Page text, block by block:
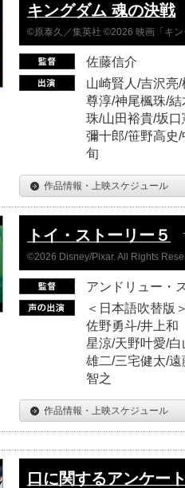
キングダム 魂の決戦
©原泰久／集英社 ©2026 映画「キ
佐藤信介
山崎賢人/吉沢亮
尊淳/神尾楓珠/
珠/山田裕貴/坂
彌十郎/笹野高史
旬
作品情報・上映スケジュール
トイ・ストーリー５
©2026 Disney/Pixar. All Rights
アンドリュー・
＜日本語吹替版
佐野勇斗/井上和
星涼/天野叶愛/
雄二/三宅健太/
智之
作品情報・上映スケジュール
口に関するアンケー